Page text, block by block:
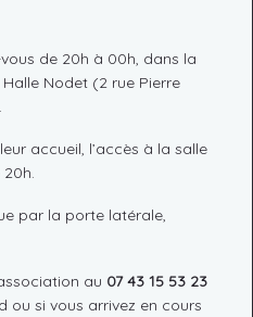
de 20h à 00h, dans la
Nodet (2 rue Pierre
accueil, l’accès à la salle
20h.
par la porte latérale,
au 07 43 15 53 23
ou si vous arrivez en cours